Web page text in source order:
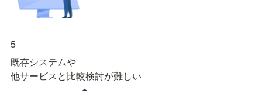
5
既存システムや
他サービスと比較検討が難しい